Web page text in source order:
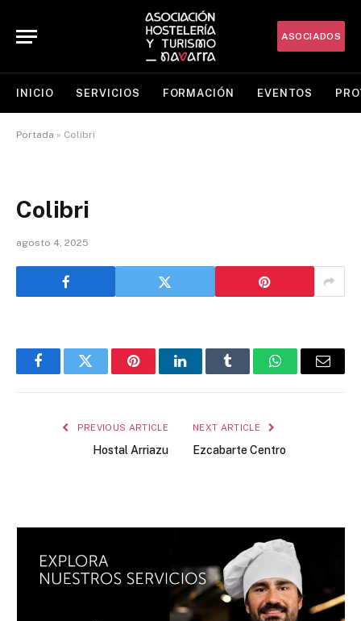
ASOCIADOS
INICIO SERVICIOS FORMACIÓN EVENTOS
Portada » Colibri
Colibri
agosto 4, 2025
FacebookTwitter PinterestLinkedInTumblr WhatsAppEmail
PREVIOUS ARTICLE
Hostal Arriazu
NEXT ARTICLE
Ezcabarte Centro